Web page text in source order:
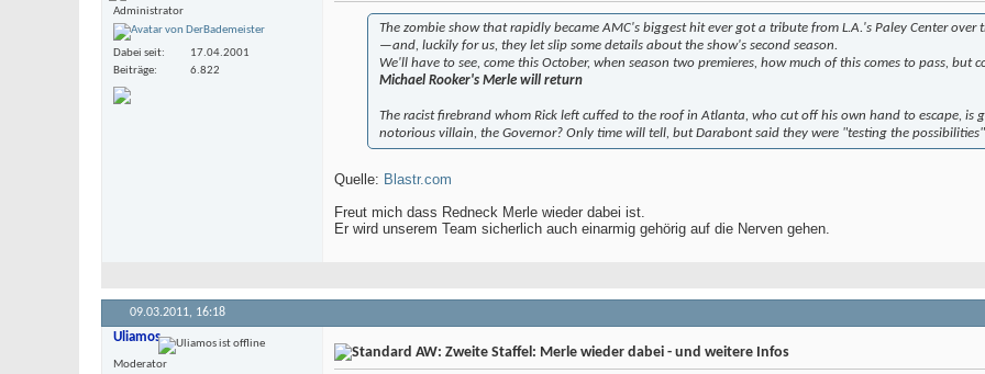
Administrator
Dabei seit
17.04.2001
Beiträge
6.822
The zombie show that rapidly became AMC's biggest hit ever got a tribute from L.A.'s Paley Center
—and, luckily for us, they let slip some details about the show's second season.
We'll have to see, come this October, when season two premieres, how much of this comes to pass,
Michael Rooker's Merle will return
The racist firebrand whom Rick left cuffed to the roof in Atlanta, who cut off his own hand to escape, is
notorious villain, the Governor? Only time will tell, but Darabont said they were "testing the
Quelle: Blastr.com
Freut mich dass Redneck Merle wieder dabei ist.
Er wird unserem Team sicherlich auch einarmig gehörig auf die Nerven gehen.
09.03.2011, 16:18
Uliamos
Moderator
AW: Zweite Staffel: Merle wieder dabei - und weitere Infos